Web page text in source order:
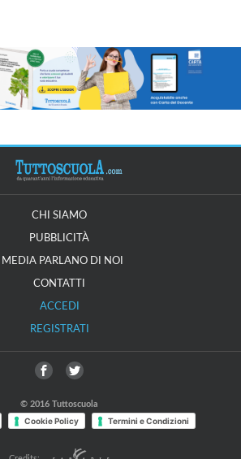
CHI SIAMO
PUBBLICITÀ
I MEDIA PARLANO DI NOI
CONTATTI
ACCEDI
REGISTRATI
© 2016 Tuttoscuola
Cookie Policy Termini e Condizioni